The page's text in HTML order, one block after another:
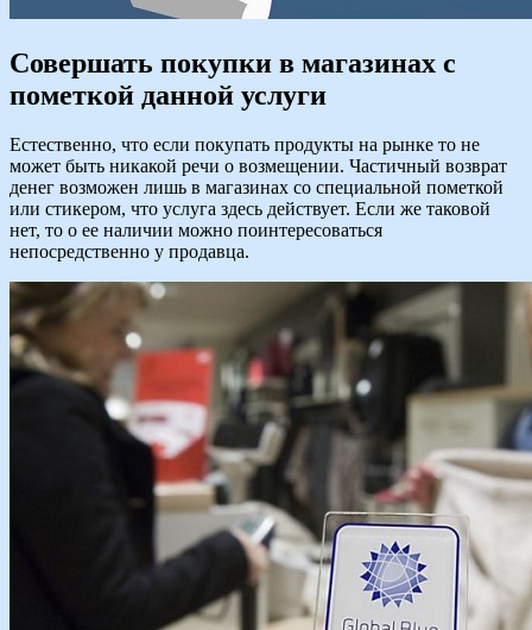
Совершать покупки в магазинах с
пометкой данной услуги
Естественно, что если покупать продукты на рынке то не
может быть никакой речи о возмещении. Частичный возврат
денег возможен лишь в магазинах со специальной пометкой
или стикером, что услуга здесь действует. Если же таковой
нет, то о ее наличии можно поинтересоваться
непосредственно у продавца.